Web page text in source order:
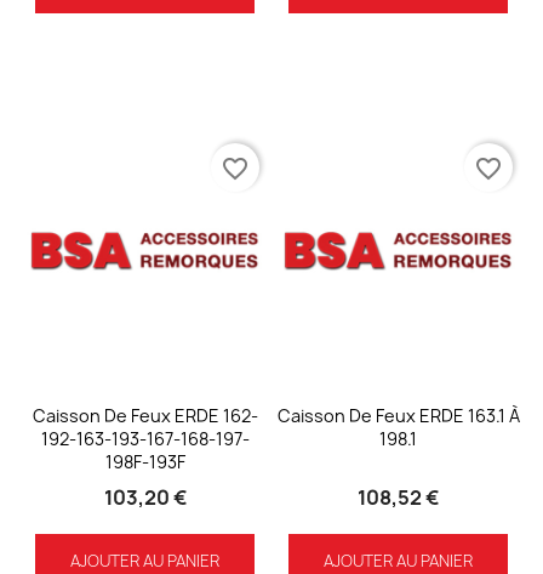
Caisson De Feux ERDE 162-
192-163-193-167-168-197-
198F-193F
103,20 €
AJOUTER AU PANIER
favorite_border
Caisson De Feux ERDE 163.1 À
198.1
108,52 €
AJOUTER AU PANIER
favorite_border